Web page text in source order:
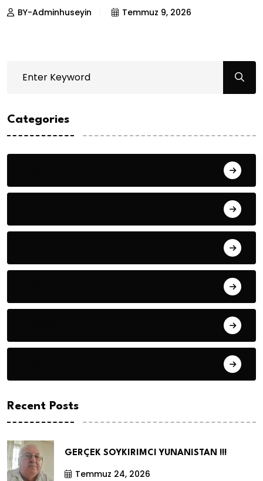
BY-Adminhuseyin Temmuz 9, 2026
Categories
Recent Posts
GERÇEK SOYKIRIMCI YUNANISTAN !!!
Temmuz 24, 2026